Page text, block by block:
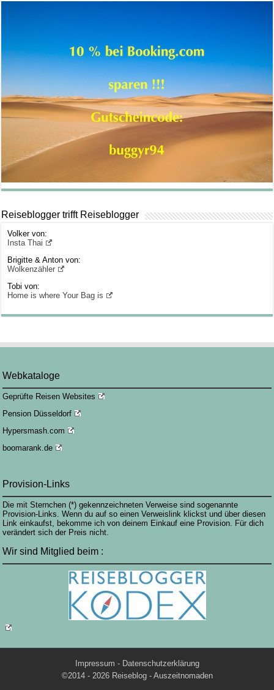
Reiseblogger trifft Reiseblogger
Volker von:
Insta Thai
Brigitte & Anton von:
Wolkenzähler
Tobi von:
Home is where Your Bag is
Webkataloge
Geprüfte Reisen Websites
Pension Düsseldorf
Hypersmash.com
boomarank.de
Provision-Links
Die mit Sternchen (*) gekennzeichneten Verweise sind sogenannte
Provision-Links. Wenn du auf so einen Verweislink klickst und über diesen
Link einkaufst, bekomme ich von deinem Einkauf eine Provision. Für dich
verändert sich der Preis nicht.
Wir sind Mitglied beim :
Impressum - Datenschutzerklärung
©2014 - 2026 Reiseblog - Auszeitnomaden